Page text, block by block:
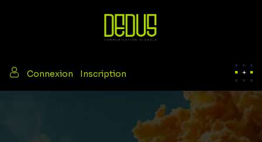
Connexion Inscription